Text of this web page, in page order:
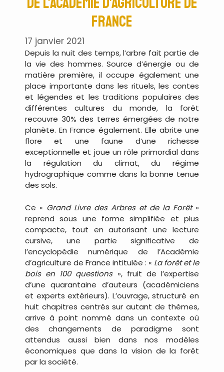
France
17 janvier 2021
Depuis la nuit des temps, l’arbre fait partie de
la vie des hommes. Source d’énergie ou de
matière première, il occupe également une
place importante dans les rituels, les contes
et légendes et les traditions populaires des
différentes cultures du monde, la forêt
recouvre 30% des terres émergées de notre
planète. En France également. Elle abrite une
flore et une faune d’une richesse
exceptionnelle et joue un rôle primordial dans
la régulation du climat, du régime
hydrographique comme dans la bonne tenue
des sols.
Ce « Grand Livre des Arbres et de la Forêt»
reprend sous une forme simplifiée et plus
compacte, tout en autorisant une lecture
cursive, une partie significative de
l’encyclopédie numérique de l’Académie
d’agriculture de France intitulée : « La forêt et le
bois en 100 questions», fruit de l’expertise
d’une quarantaine d’auteurs (académiciens
et experts extérieurs). L’ouvrage, structuré en
huit chapitres centrés sur autant de thèmes,
arrive à point nommé dans un contexte où
des changements de paradigme sont
attendus aussi bien dans nos modèles
économiques que dans la vision de la forêt
par la société.